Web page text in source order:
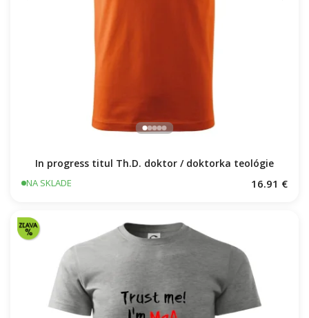
In progress titul Th.D. doktor / doktorka teológie
NA SKLADE 16.91 €